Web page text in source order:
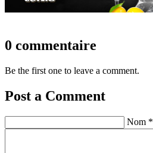
0 commentaire
Be the first one to leave a comment.
Post a Comment
Nom *